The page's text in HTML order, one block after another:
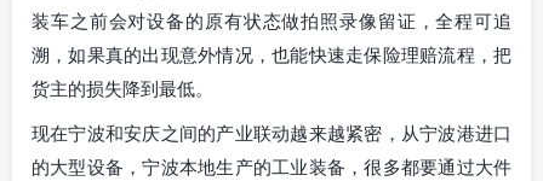
装车之前会对设备的原有状态做拍照录像留证，全程可追
溯，如果真的出现意外情况，也能快速走保险理赔流程，把
货主的损失降到最低。
现在宁波和安庆之间的产业联动越来越紧密，从宁波港进口
的大型设备，宁波本地生产的工业装备，很多都要通过大件